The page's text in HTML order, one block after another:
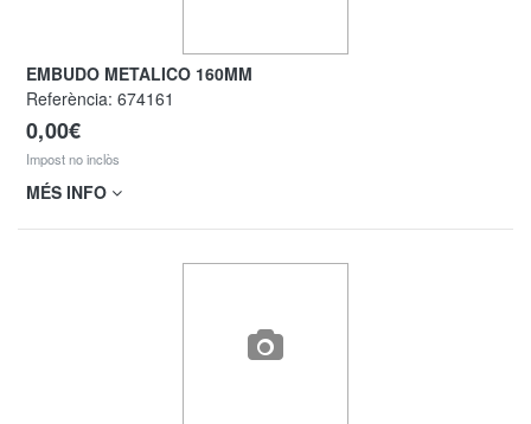
EMBUDO METALICO 160MM
Referència: 674161
0,00€
Impost no inclòs
MÉS INFO